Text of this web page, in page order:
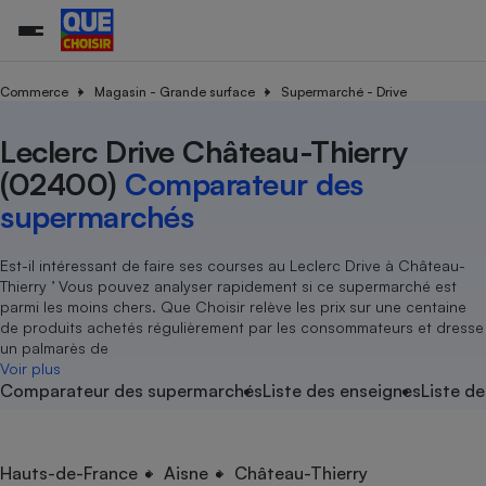
Commerce Magasin - Grande surface Supermarché - Drive
Leclerc Drive Château-Thierry
(02400) Comparateur des
supermarchés
Est-il intéressant de faire ses courses au Leclerc Drive à Château-
Thierry ’ Vous pouvez analyser rapidement si ce supermarché est
parmi les moins chers. Que Choisir relève les prix sur une centaine
de produits achetés régulièrement par les consommateurs et dresse
un palmarès de
Voir plus
Comparateur des supermarchésListe des enseignesListe
Hauts-de-France Aisne Château-Thierry
Additifs
Agriculture
Produit alimentaire
Achat - Vente - Location
Carburant
Magasin - Grande surface
Marketing - Fidélisation
Organismes de défense
Système judiciaire
Air
Eau
Achat - Vente - Travaux
Location
Sport
Vacances - Tourisme
électrique
Démarche administrative
Senior
Service marchand
Train
Transport aérien
Toutes les actualités
Enquêtes
Guides d'achat
Conseils
Brèves
Tous les services
Soumettre un litige
Lettres types
Rencontrer une association locale
Tous nos combats
Nos actions
Nos grandes victoires
Les billets de la présidente
Nos associations locales
Nous rejoindre
En savoir plus sur Que Choisir Ensemble
?
L’association
Nos missions
Notre méthodologie
Notre financement
Nos partenaires
Nous rejoindre